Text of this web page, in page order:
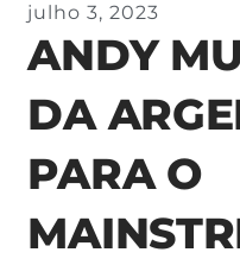
julho 3, 2023
ANDY
DA
PARA O